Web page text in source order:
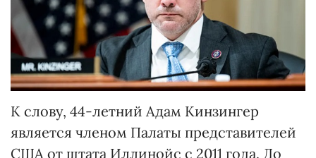
К слову, 44-летний Адам Кинзингер
является членом Палаты представителей
США от штата Иллинойс с 2011 года. До